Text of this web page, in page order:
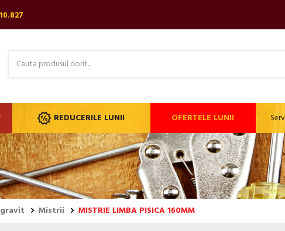
REDUCERILE LUNII OFERTELE LUNII
Mistrii MISTRIE LIMBA PISICA 160MM